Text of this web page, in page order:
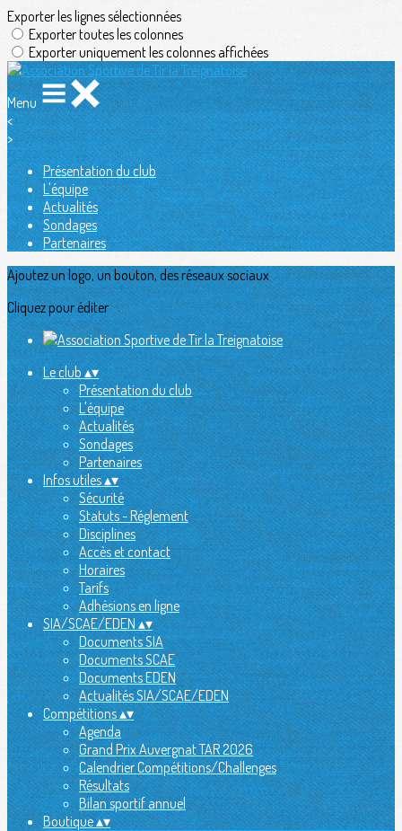
Exporter les lignes sélectionnées
Exporter toutes les colonnes
Exporter uniquement les colonnes affichées
Menu
<
>
Présentation du club
L'équipe
Actualités
Sondages
Partenaires
Ajoutez un logo, un bouton, des réseaux sociaux
Cliquez pour éditer
Le club▴▾
Présentation du club
L'équipe
Actualités
Sondages
Partenaires
Infos utiles▴▾
Sécurité
Statuts - Réglement
Disciplines
Accès et contact
Horaires
Tarifs
Adhésions en ligne
SIA/SCAE/EDEN▴▾
Documents SIA
Documents SCAE
Documents EDEN
Actualités SIA/SCAE/EDEN
Compétitions▴▾
Agenda
Grand Prix Auvergnat TAR 2026
Calendrier Compétitions/Challenges
Résultats
Bilan sportif annuel
Boutique▴▾